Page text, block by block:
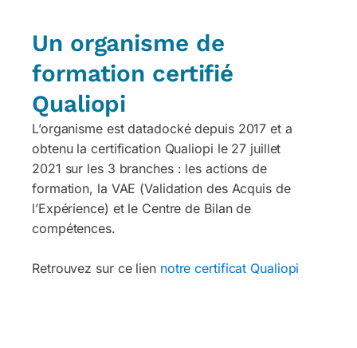
Un organisme de
formation certifié
Qualiopi
L’organisme est datadocké depuis 2017 et a
obtenu la certification Qualiopi le 27 juillet
2021 sur les 3 branches : les actions de
formation, la VAE (Validation des Acquis de
l’Expérience) et le Centre de Bilan de
compétences.
Retrouvez sur ce lien notre certificat Qualiopi